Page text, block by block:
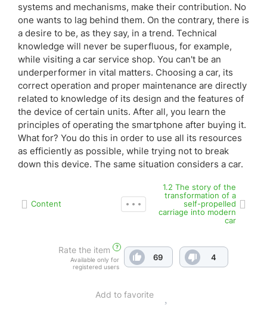
systems and mechanisms, make their contribution. No
one wants to lag behind them. On the contrary, there is
a desire to be, as they say, in a trend. Technical
knowledge will never be superfluous, for example,
while visiting a car service shop. You can't be an
underperformer in vital matters. Choosing a car, its
correct operation and proper maintenance are directly
related to knowledge of its design and the features of
the device of certain units. After all, you learn the
principles of operating the smartphone after buying it.
What for? You do this in order to use all its resources
as efficiently as possible, while trying not to break
down this device. The same situation considers a car.
Content
1.2 The story of the
transformation of a
self-propelled
carriage into modern
car
Rate the item ?
Available only for
registered users
69 4
Add to favorite